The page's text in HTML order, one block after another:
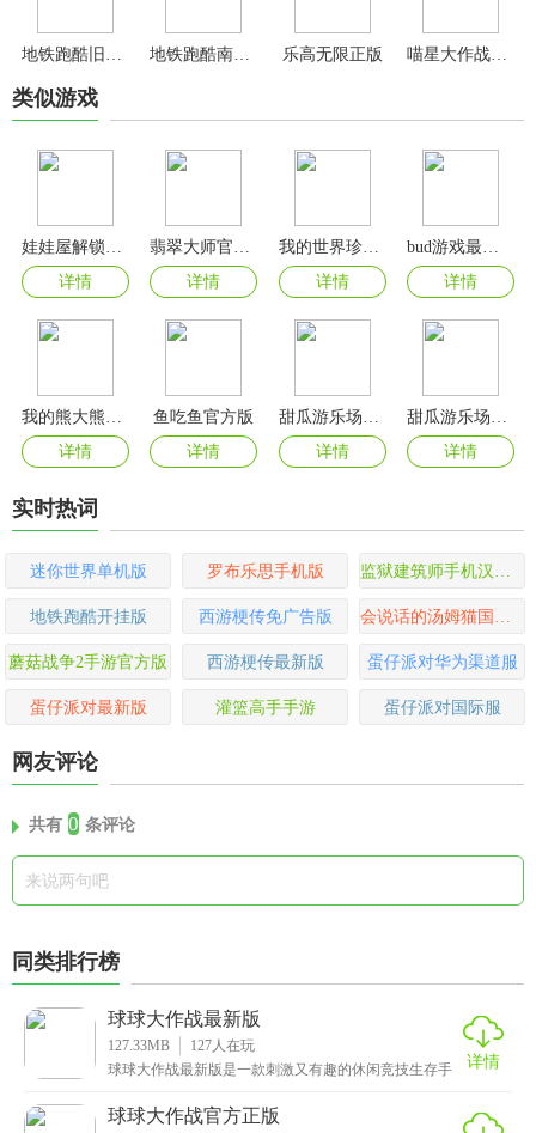
乐高无限正版
类似游戏
详情
详情
详情
详情
详情
鱼吃鱼官方版
详情
详情
详情
实时热词
迷你世界单机版 罗布乐思手机版 监狱建筑师手机汉化版
地铁跑酷开挂版 西游梗传免广告版 会说话的汤姆猫国际版
蘑菇战争2手游官方版 西游梗传最新版 蛋仔派对华为渠道服
蛋仔派对最新版 灌篮高手手游 蛋仔派对国际服
网友评论
共有 0 条评论
同类排行榜
球球大作战最新版
127.33MB 127人在玩
球球大作战最新版是一款刺激又有趣的休闲竞技生存手
球的
详情
球球大作战官方正版